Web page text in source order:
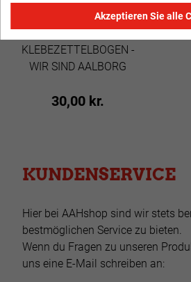
KLEBEZETTELBOGEN -
WIR SIND AALBORG
30,00 kr.
KUNDENSERVICE
Hier bei AAHshop sind wir stets
bestmöglichen Service zu bieten.
Wenn du Fragen zu unseren
uns eine E-Mail schreiben an:
Akzeptieren Sie alle